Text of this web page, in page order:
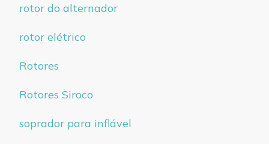
rotor do alternador
rotor elétrico
Rotores
Rotores Siroco
soprador para inflável